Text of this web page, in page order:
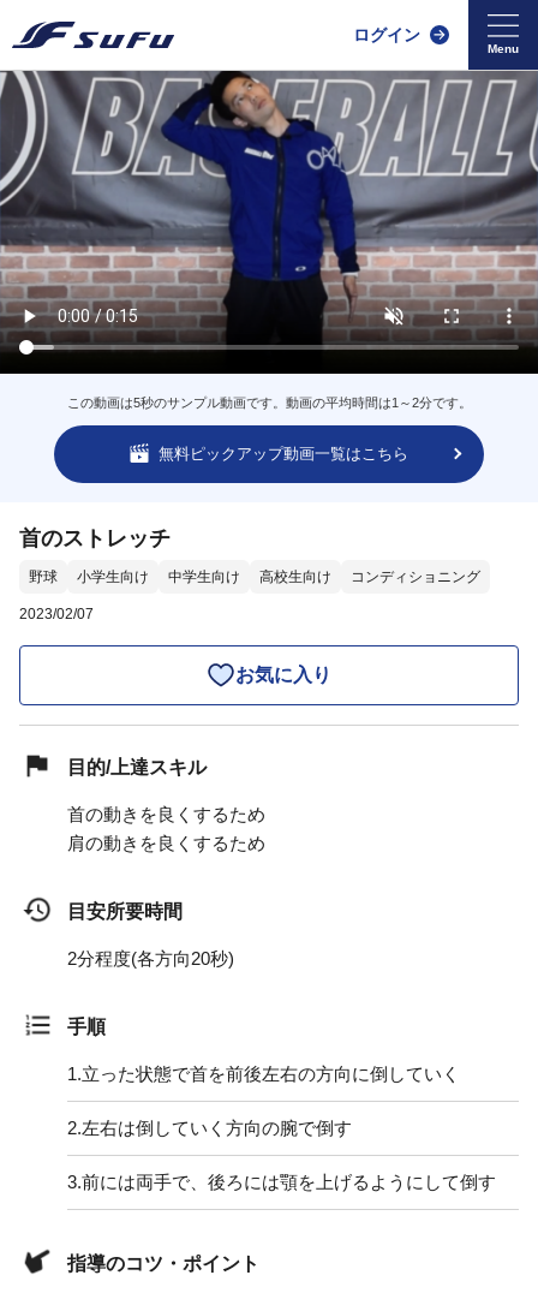
ログイン
この動画は5秒のサンプル動画です。動画の平均時間は1～2分です。
無料ピックアップ動画一覧はこちら
首のストレッチ
野球 小学生向け 中学生向け 高校生向け コンディショニング
2023/02/07
お気に入り
目的/上達スキル
首の動きを良くするため
肩の動きを良くするため
目安所要時間
2分程度(各方向20秒)
手順
1.立った状態で首を前後左右の方向に倒していく
2.左右は倒していく方向の腕で倒す
3.前には両手で、後ろには顎を上げるようにして倒す
指導のコツ・ポイント